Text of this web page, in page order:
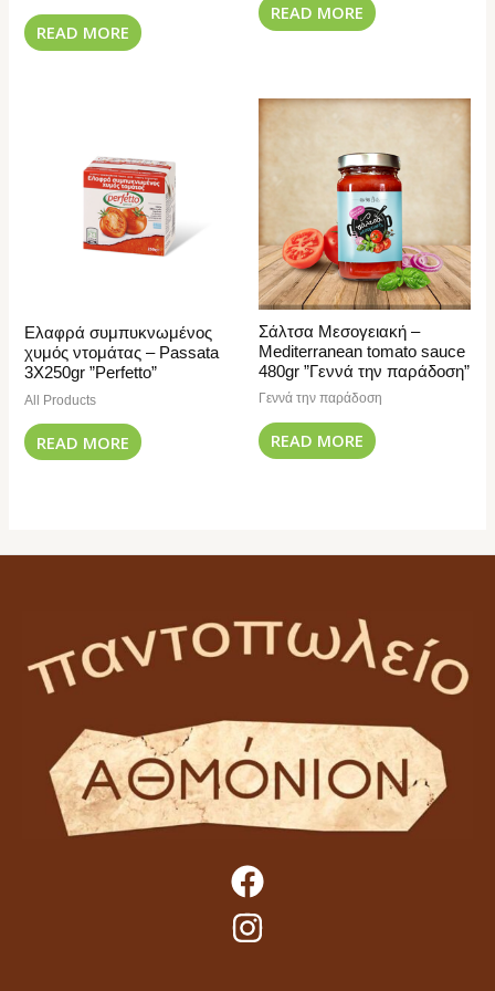
READ MORE
READ MORE
Ελαφρά συμπυκνωμένος
χυμός ντομάτας – Passata
3Χ250gr ”Perfetto”
All Products
READ MORE
Σάλτσα Μεσογειακή –
Mediterranean tomato sauce
480gr ”Γεννά την παράδοση”
Γεννά την παράδοση
READ MORE